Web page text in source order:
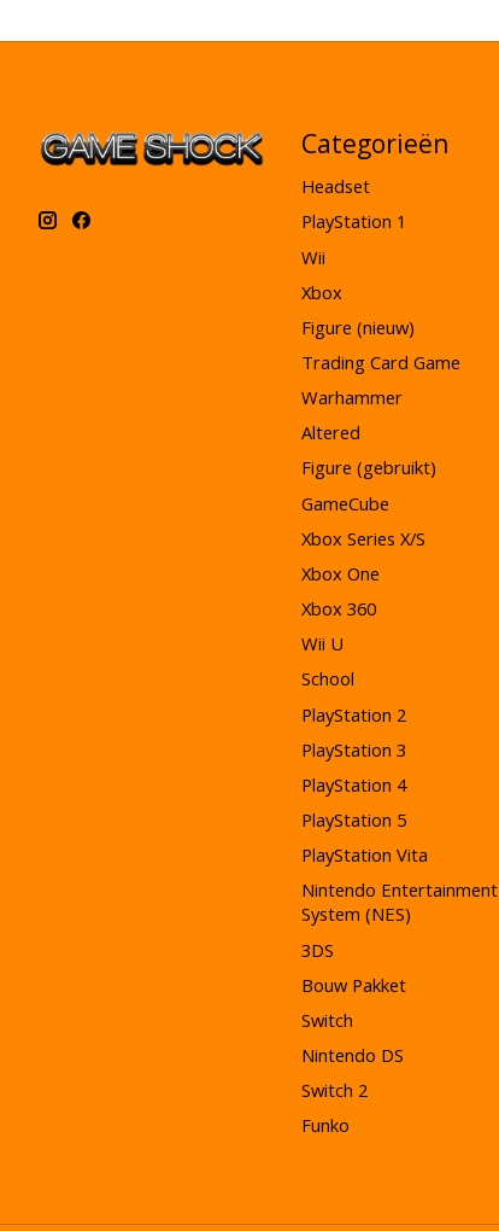
Categorieën
Headset
PlayStation 1
Wii
Xbox
Figure (nieuw)
Trading Card Game
Warhammer
Altered
Figure (gebruikt)
GameCube
Xbox Series X/S
Xbox One
Xbox 360
Wii U
School
PlayStation 2
PlayStation 3
PlayStation 4
PlayStation 5
PlayStation Vita
Nintendo Entertainment
System (NES)
3DS
Bouw Pakket
Switch
Nintendo DS
Switch 2
Funko